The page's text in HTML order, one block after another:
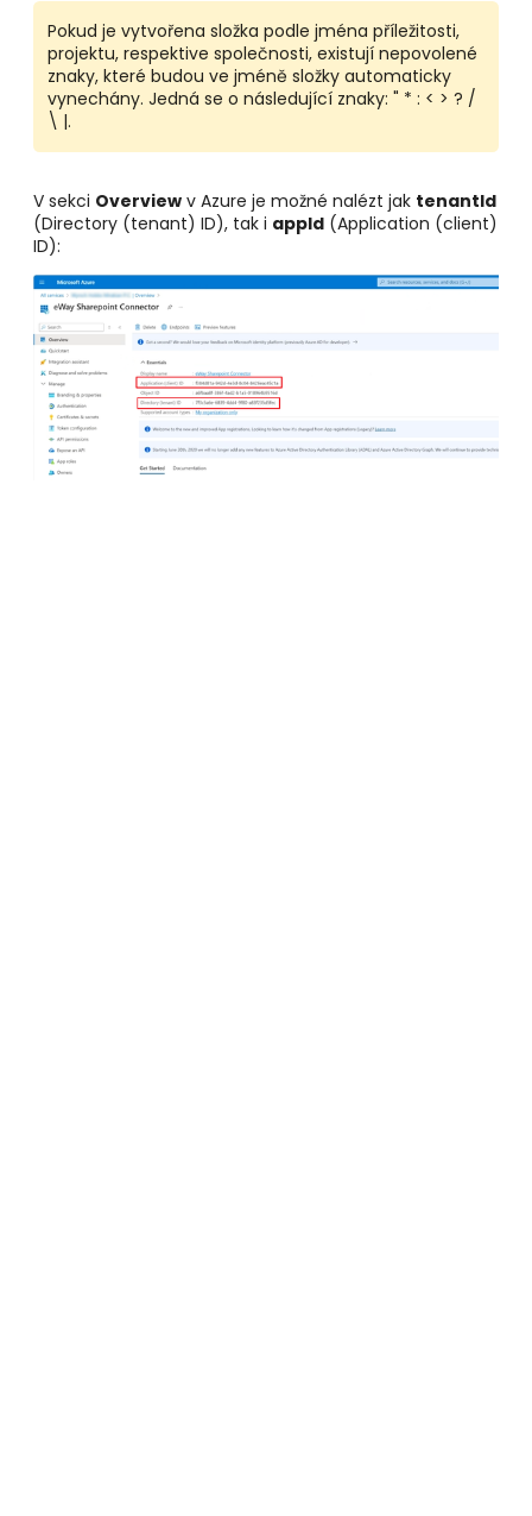
Pokud je vytvořena složka podle jména příležitosti,
projektu, respektive společnosti, existují nepovolené
znaky, které budou ve jméně složky automaticky
vynechány. Jedná se o následující znaky: " * : < > ? /
\ |.
V sekci Overview v Azure je možné nalézt jak tenantId
(Directory (tenant) ID), tak i appId (Application (client)
ID):